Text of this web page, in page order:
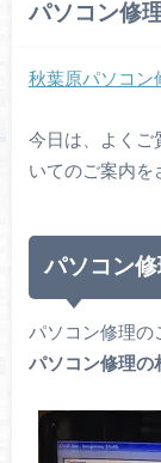
パソコン修
秋葉原パソコン
今日は、よくご
いてのご案内を
パソコン
パソコン修理の
パソコン修理の